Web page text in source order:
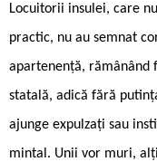
Locuitorii insulei, care
practic, nu au semnat
apartenență, rămânând
statală, adică fără
ajunge expulzați sau
mintal. Unii vor muri,